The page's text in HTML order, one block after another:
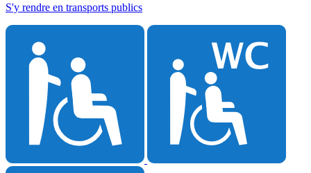
S'y rendre en transports publics